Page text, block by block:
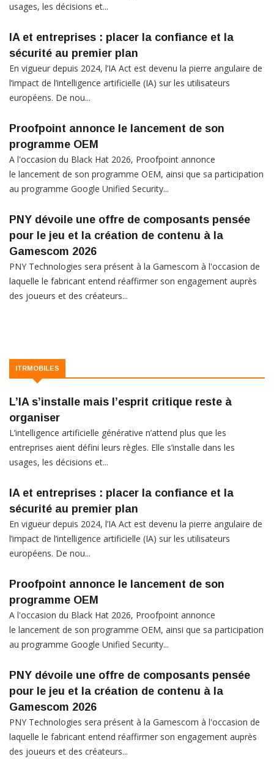
usages, les décisions et...
IA et entreprises : placer la confiance et la
sécurité au premier plan
En vigueur depuis 2024, l’IA Act est devenu la pierre angulaire de
l’impact de l’intelligence artificielle (IA) sur les utilisateurs
européens. De nou...
Proofpoint annonce le lancement de son
programme OEM
A l'occasion du Black Hat 2026, Proofpoint annonce
le lancement de son programme OEM, ainsi que sa participation
au programme Google Unified Security...
PNY dévoile une offre de composants pensée
pour le jeu et la création de contenu à la
Gamescom 2026
PNY Technologies sera présent à la Gamescom à l'occasion de
laquelle le fabricant entend réaffirmer son engagement auprès
des joueurs et des créateurs...
ITRMOBILES
L’IA s’installe mais l’esprit critique reste à
organiser
L’intelligence artificielle générative n’attend plus que les
entreprises aient défini leurs règles. Elle s’installe dans les
usages, les décisions et...
IA et entreprises : placer la confiance et la
sécurité au premier plan
En vigueur depuis 2024, l’IA Act est devenu la pierre angulaire de
l’impact de l’intelligence artificielle (IA) sur les utilisateurs
européens. De nou...
Proofpoint annonce le lancement de son
programme OEM
A l'occasion du Black Hat 2026, Proofpoint annonce
le lancement de son programme OEM, ainsi que sa participation
au programme Google Unified Security...
PNY dévoile une offre de composants pensée
pour le jeu et la création de contenu à la
Gamescom 2026
PNY Technologies sera présent à la Gamescom à l'occasion de
laquelle le fabricant entend réaffirmer son engagement auprès
des joueurs et des créateurs...